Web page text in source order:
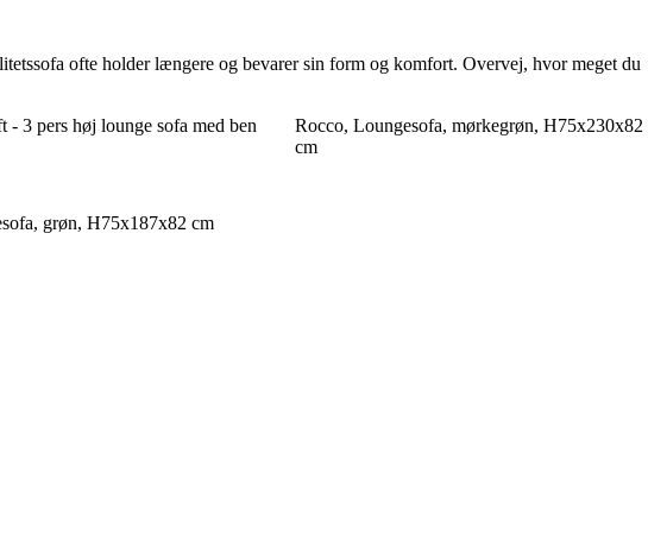
ofte holder længere og bevarer sin form og komfort. Overvej, hvor meget du
- 3 pers høj lounge sofa med ben
Rocco, Loungesofa, mørkegrøn, H75x230x82
cm
grøn, H75x187x82 cm